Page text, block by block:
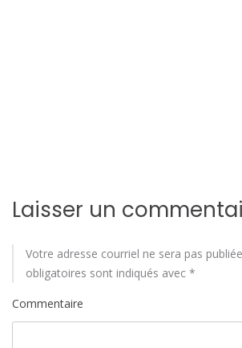
a
i
c
Laisser un
Votre adresse courriel ne sera pas
obligatoires sont indiqués avec *
Commentaire